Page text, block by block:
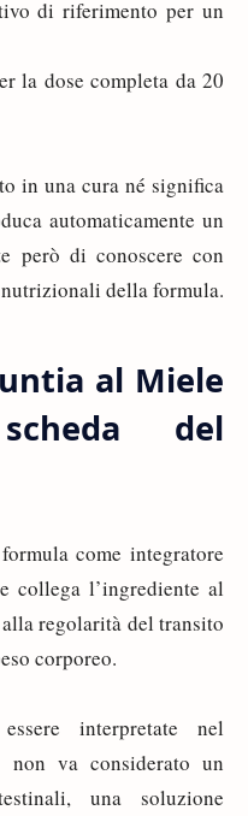
di riferimento per un
la dose completa da 20
in una cura né significa
automaticamente un
però di conoscere con
della formula.
al Miele
del
come integratore
collega l’ingrediente al
regolarità del transito
corporeo.
interpretate nel
va considerato un
una soluzione